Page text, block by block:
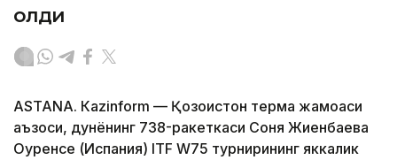
олди
ASTANА. Кazinform — Қозоғистон терма жамоаси
аъзоси, дунёнинг 738-ракеткаси Соня Жиенбаева
Оуренсе (Испания) ITF W75 турнирининг яккалик